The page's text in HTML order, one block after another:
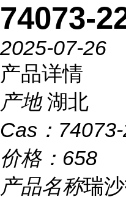
74073-
2025-07-26
产品详情
产地 湖北
Cas：
价格： 658
产品名称瑞